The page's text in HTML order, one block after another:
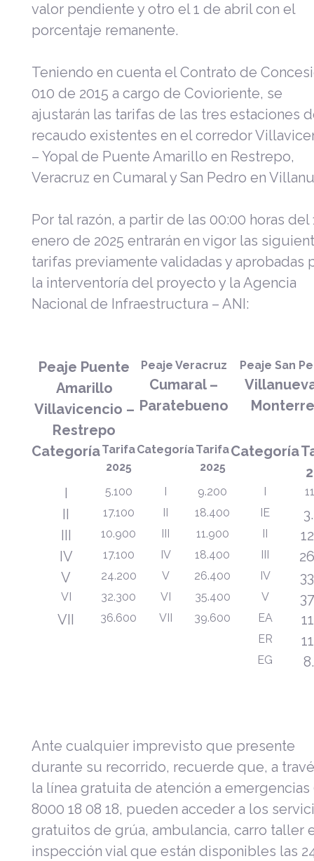
valor pendiente y otro el 1 de abril con el
porcentaje remanente.
Teniendo en cuenta el Contrato de
010 de 2015 a cargo de Covioriente, se
ajustarán las tarifas de las tres estaciones
recaudo existentes en el corredor
– Yopal de Puente Amarillo en Restrepo,
Veracruz en Cumaral y San Pedro en
Por tal razón, a partir de las 00:00 horas del
enero de 2025 entrarán en vigor las
tarifas previamente validadas y aprobadas
la interventoría del proyecto y la Agencia
Nacional de Infraestructura – ANI:
Peaje Puente
Amarillo
Villavicencio –
Restrepo
Peaje Veracruz
Cumaral –
Paratebueno
Peaje San
CategoríaTarifa
2025
CategoríaTarifa
2025
Categoría
5.100 9.200
17.100 18.400 IE
10.900 11.900
IV
17.100 IV 18.400
V
24.200 V 26.400 IV
VI 32.300 VI 35.400 V
VII
36.600 VII 39.600 EA
ER
EG
Ante cualquier imprevisto que presente
durante su recorrido, recuerde que, a
la línea gratuita de atención a emergencias
8000 18 08 18, pueden acceder a los
gratuitos de grúa, ambulancia, carro taller
inspección vial que están disponibles las